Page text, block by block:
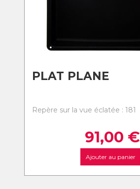
PLAT PLANE
Repère sur la vue éclatée : 181
91,00 €
Ajouter au panier